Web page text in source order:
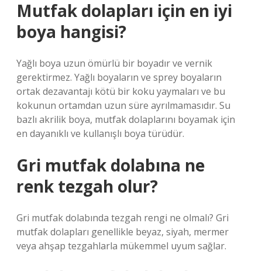
Mutfak dolapları için en iyi
boya hangisi?
Yağlı boya uzun ömürlü bir boyadır ve vernik
gerektirmez. Yağlı boyaların ve sprey boyaların
ortak dezavantajı kötü bir koku yaymaları ve bu
kokunun ortamdan uzun süre ayrılmamasıdır. Su
bazlı akrilik boya, mutfak dolaplarını boyamak için
en dayanıklı ve kullanışlı boya türüdür.
Gri mutfak dolabına ne
renk tezgah olur?
Gri mutfak dolabında tezgah rengi ne olmalı? Gri
mutfak dolapları genellikle beyaz, siyah, mermer
veya ahşap tezgahlarla mükemmel uyum sağlar.